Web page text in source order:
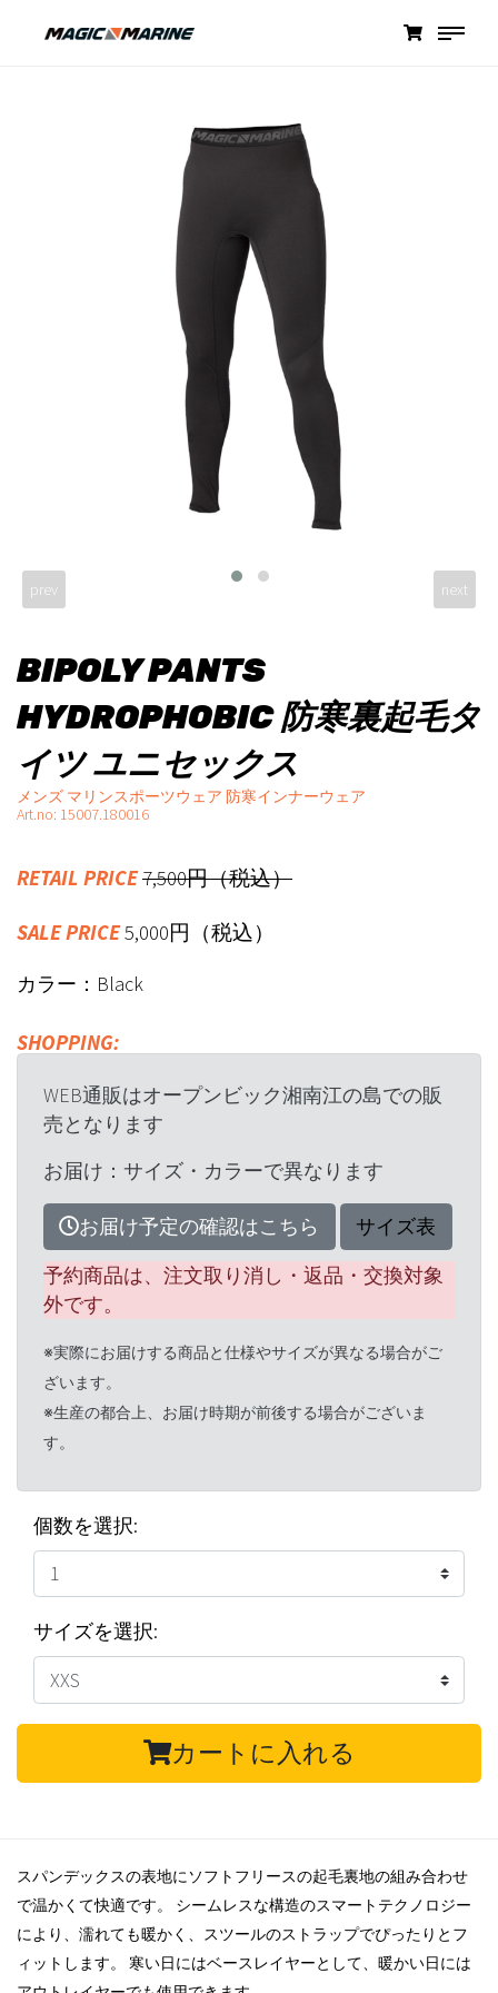
prev next
BIPOLY PANTS
HYDROPHOBIC 防寒裏起毛タ
イツ ユニセックス
メンズ マリンスポーツウェア 防寒インナーウェア
Art.no: 15007.180016
RETAIL PRICE7,500円（税込）
SALE PRICE5,000円（税込）
カラー：Black
SHOPPING:
WEB通販はオープンビック湘南江の島での販
売となります
お届け：サイズ・カラーで異なります
お届け予定の確認はこちら
サイズ表
予約商品は、注文取り消し・返品・交換対象
外です。
※実際にお届けする商品と仕様やサイズが異なる場合がご
ざいます。
※生産の都合上、お届け時期が前後する場合がございま
す。
個数を選択:
サイズを選択:
カートに入れる
スパンデックスの表地にソフトフリースの起毛裏地の組み合わせ
で温かくて快適です。 シームレスな構造のスマートテクノロジー
により、濡れても暖かく、スツールのストラップでぴったりとフ
ィットします。 寒い日にはベースレイヤーとして、暖かい日には